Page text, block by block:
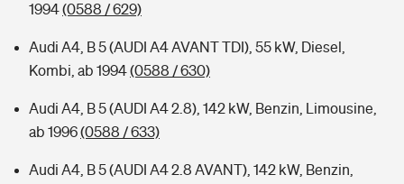
1994(0588 / 629)
Audi A4, B 5 (AUDI A4 AVANT TDI), 55 kW, Diesel,
Kombi, ab 1994(0588 / 630)
Audi A4, B 5 (AUDI A4 2.8), 142 kW, Benzin, Limousine,
ab 1996(0588 / 633)
Audi A4, B 5 (AUDI A4 2.8 AVANT), 142 kW, Benzin,